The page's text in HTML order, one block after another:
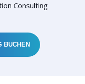
Consulting
BUCHEN